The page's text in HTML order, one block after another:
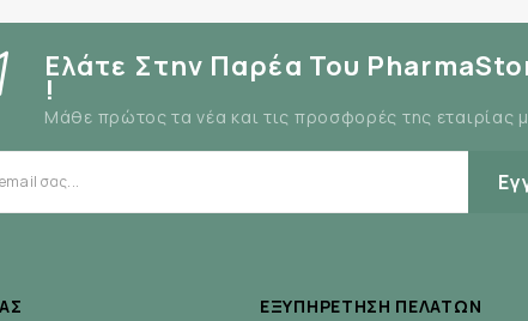
Ελάτε Στην Παρέα Του
!
Μάθε πρώτος τα νέα και τις προσφορές της εταιρίας
ΕΞΥΠΗΡΈΤΗΣΗ ΠΕΛΑΤΏΝ